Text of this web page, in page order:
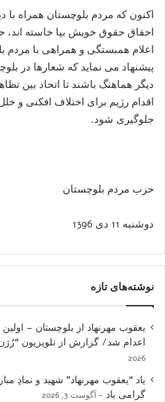
اکنون که مردم بلوچستان همراه با
احقاق حقوق خویش بپا خاسته
اعلام همبستگی و همراهی با مردم
پیشنهاد می نماید که شعارها در
دیگر هماهنگ باشند تا اتحاد بین
اقدام رژیم برای اختلاف افکنی و
جلوگیری شود.
حزب مردم بلوچستان
دوشنبه 11 دی 1396
نوشته‌های تازه
یعقوب مهرنهاد از بلوچستان –
اعدام شد/ گزارش از تلویزیون
2026
یاد “یعقوب مهرنهاد” شهید و نمادِ
گرامی باد
آگوست 3, 2026